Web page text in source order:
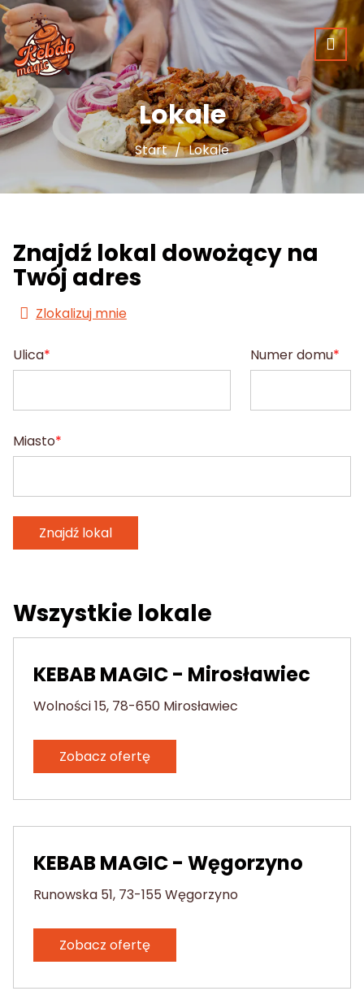
Lokale
Start Lokale
Znajdź lokal dowożący na
Twój adres
Zlokalizuj mnie
Ulica Numer domu
Miasto
Znajdź lokal
Wszystkie lokale
KEBAB MAGIC - Mirosławiec
Wolności 15, 78-650 Mirosławiec
Zobacz ofertę
KEBAB MAGIC - Węgorzyno
Runowska 51, 73-155 Węgorzyno
Zobacz ofertę